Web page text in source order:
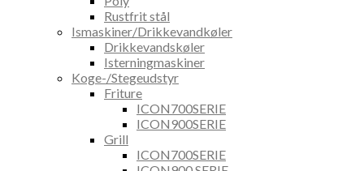
Rustfrit stål
Ismaskiner/Drikkevandkøler
Drikkevandskøler
Isterningmaskiner
Koge-/Stegeudstyr
Friture
ICON700SERIE
ICON900SERIE
Grill
ICON700SERIE